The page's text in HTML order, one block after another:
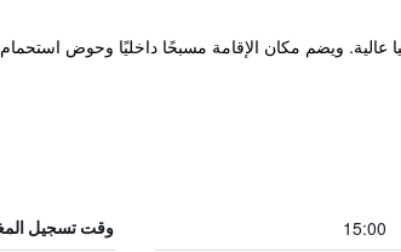
ويضم مكان الإقامة مسبحًا داخليًا وحوض استحمام
15:00 وقت تسجيل